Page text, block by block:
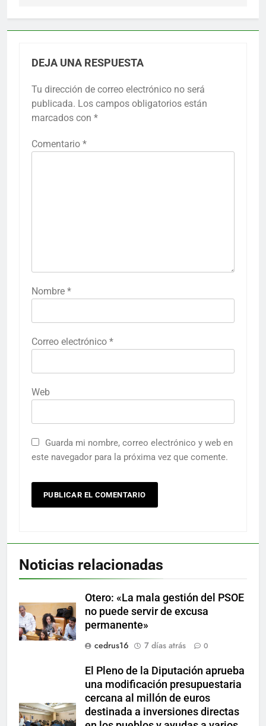
DEJA UNA RESPUESTA
Tu dirección de correo electrónico no será
publicada. Los campos obligatorios están
marcados con *
Comentario *
Nombre *
Correo electrónico *
Web
Guarda mi nombre, correo electrónico y web en
este navegador para la próxima vez que comente.
Noticias relacionadas
Otero: «La mala gestión del PSOE
no puede servir de excusa
permanente»
cedrus16
7 días atrás 0
El Pleno de la Diputación aprueba
una modificación presupuestaria
cercana al millón de euros
destinada a inversiones directas